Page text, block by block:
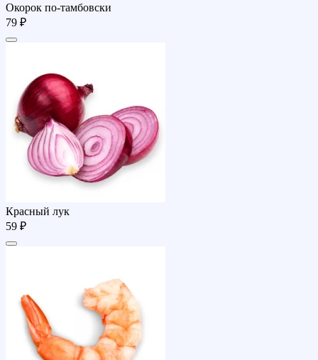
Окорок по-тамбовски
79 ₽
Красный лук
59 ₽